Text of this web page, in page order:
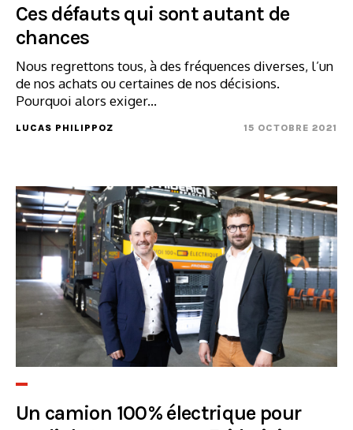
Ces défauts qui sont autant de
chances
Nous regrettons tous, à des fréquences diverses, l’un
de nos achats ou certaines de nos décisions.
Pourquoi alors exiger...
LUCAS PHILIPPOZ 15 OCTOBRE 2021
Un camion 100% électrique pour